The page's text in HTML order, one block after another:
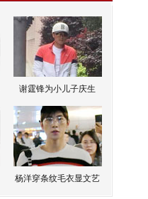
谢霆锋为小儿子庆生
杨洋穿条纹毛衣显文艺